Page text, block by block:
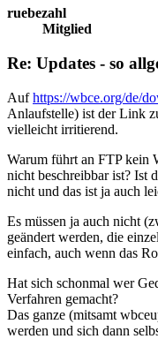
ruebezahl
Mitglied
Re: Updates - so
Aufhttps://wbce.org/de/
Anlaufstelle) ist der Link
vielleicht irritierend.
Warum führt an FTP kein
nicht beschreibbar ist? Ist
nicht und das ist ja auch
Es müssen ja auch nicht
geändert werden, die
einfach, auch wenn das
Hat sich schonmal wer
Verfahren gemacht?
Das ganze (mitsamt
werden und sich dann